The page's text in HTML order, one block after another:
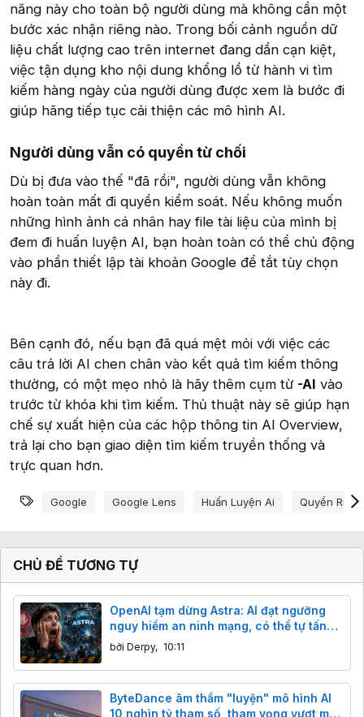
năng này cho toàn bộ người dùng mà không cần một
bước xác nhận riêng nào. Trong bối cảnh nguồn dữ
liệu chất lượng cao trên internet đang dần cạn kiệt,
việc tận dụng kho nội dung khổng lồ từ hành vi tìm
kiếm hàng ngày của người dùng được xem là bước đi
giúp hãng tiếp tục cải thiện các mô hình AI.
Người dùng vẫn có quyền từ chối​
Dù bị đưa vào thế "đã rồi", người dùng vẫn không
hoàn toàn mất đi quyền kiểm soát. Nếu không muốn
những hình ảnh cá nhân hay file tài liệu của mình bị
đem đi huấn luyện AI, bạn hoàn toàn có thể chủ động
vào phần thiết lập tài khoản Google để tắt tùy chọn
này đi.
Bên cạnh đó, nếu bạn đã quá mệt mỏi với việc các
câu trả lời AI chen chân vào kết quả tìm kiếm thông
thường, có một mẹo nhỏ là hãy thêm cụm từ -AI vào
trước từ khóa khi tìm kiếm. Thủ thuật này sẽ giúp hạn
chế sự xuất hiện của các hộp thông tin AI Overview,
trả lại cho bạn giao diện tìm kiếm truyền thống và
trực quan hơn.
Từ khóa
Google Google Lens Huấn Luyện Ai Quyền
CHỦ ĐỀ TƯƠNG TỰ
OpenAI tạm dừng Astra: AI đạt ngưỡng
nguy hiểm an ninh mạng, có thể tự tấn
công.
bởi Derpy, 10:11
ByteDance âm thầm "luyện" mô hình AI
10 nghìn tỷ tham số, tham vọng vượt mặt